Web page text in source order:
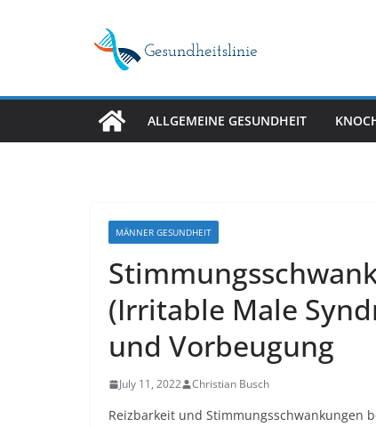
ALLGEMEINE GESUNDHEIT
MÄNNER GESUNDHEIT
(Irritable Male
und Vorbeugung
July 11, 2022 Christian Busch
Reizbarkeit und Stimmungsschwankungen